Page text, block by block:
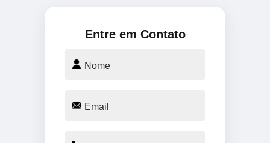
Entre em Contato